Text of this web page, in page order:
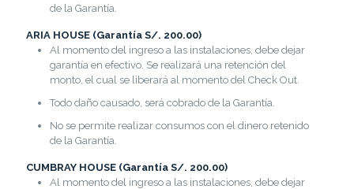
de la Garantía.
ARIA HOUSE (Garantía S/. 200.00)
Al momento del ingreso a las instalaciones, debe dejar
garantía en efectivo. Se realizará una retención del
monto, el cual se liberará al momento del Check Out.
Todo daño causado, será cobrado de la Garantía.
No se permite realizar consumos con el dinero retenido
de la Garantía.
CUMBRAY HOUSE (Garantía S/. 200.00)
Al momento del ingreso a las instalaciones, debe dejar